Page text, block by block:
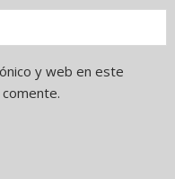
y web en este